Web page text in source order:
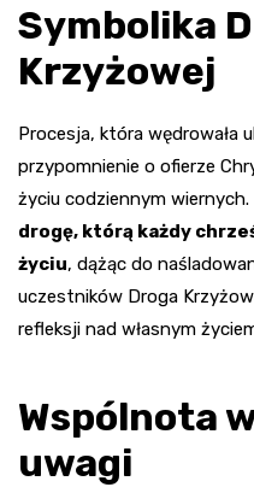
Symbolika
Krzyżowej
Procesja, która wędrowała
przypomnienie o ofierze
życiu codziennym wiernych.
drogę, którą każdy
życiu, dążąc do
uczestników Droga
refleksji nad własnym
Wspólnota
uwagi